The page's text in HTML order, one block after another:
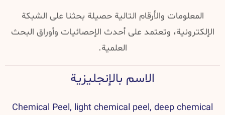
المعلومات والأرقام التالية حصيلة بحثنا على الشبكة
الإلكترونية، وتعتمد على أحدث الإحصائيات وأوراق البحث
العلمية.
الاسم بالإنجليزية
Chemical Peel, light chemical peel, deep chemical